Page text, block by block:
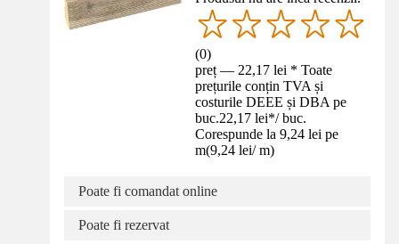
(0)
preț — 22,17 lei * Toate
prețurile conțin TVA și
costurile DEEE și DBA pe
buc.22,17 lei*/ buc.
Corespunde la 9,24 lei pe
m(9,24 lei/ m)
Poate fi comandat online
Poate fi rezervat